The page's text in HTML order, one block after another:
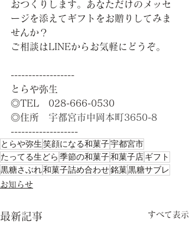
おつくりします。あなただけのメッセ
ージを添えてギフトをお贈りしてみま
せんか？
ご相談はLINEからお気軽にどうぞ。
------------------
とらや弥生
◎TEL　028-666-0530
◎住所 宇都宮市中岡本町3650-8
-------------------
とらや弥生笑顔になる和菓子宇都宮市
たってる生どら 季節の和菓子和菓子店ギフト
黒糖さぶれ和菓子詰め合わせ銘菓黒糖サブレ
お知らせ
最新記事 すべて表示